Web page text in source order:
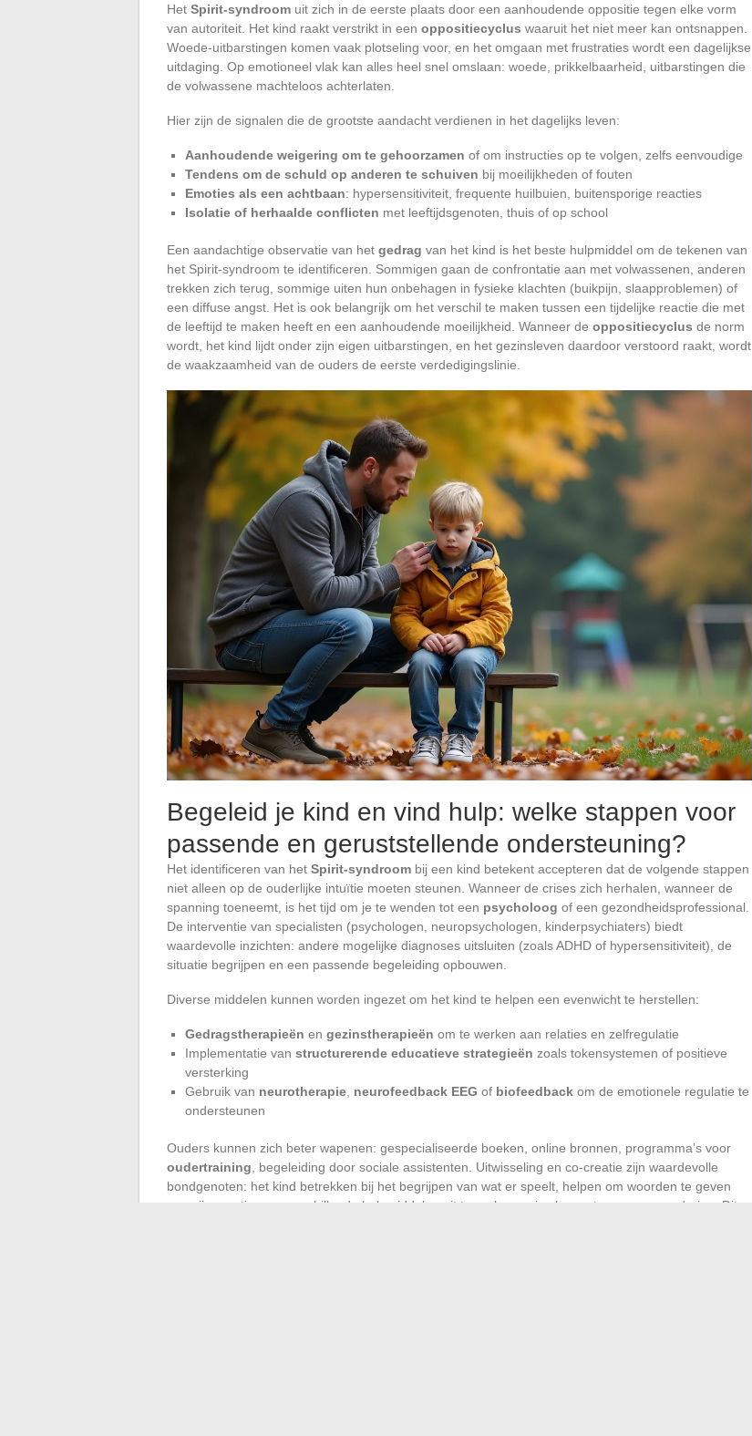
Het Spirit-syndroom uit zich in de eerste plaats door een aanhoudende oppositie tegen elke vorm
van autoriteit. Het kind raakt verstrikt in een oppositiecyclus waaruit het niet meer kan ontsnappen.
Woede-uitbarstingen komen vaak plotseling voor, en het omgaan met frustraties wordt een dagelijkse
uitdaging. Op emotioneel vlak kan alles heel snel omslaan: woede, prikkelbaarheid, uitbarstingen die
de volwassene machteloos achterlaten.
Hier zijn de signalen die de grootste aandacht verdienen in het dagelijks leven:
Aanhoudende weigering om te gehoorzamen of om instructies op te volgen, zelfs eenvoudige
Tendens om de schuld op anderen te schuiven bij moeilijkheden of fouten
Emoties als een achtbaan: hypersensitiviteit, frequente huilbuien, buitensporige reacties
Isolatie of herhaalde conflicten met leeftijdsgenoten, thuis of op school
Een aandachtige observatie van het gedrag van het kind is het beste hulpmiddel om de tekenen van
het Spirit-syndroom te identificeren. Sommigen gaan de confrontatie aan met volwassenen, anderen
trekken zich terug, sommige uiten hun onbehagen in fysieke klachten (buikpijn, slaapproblemen) of
een diffuse angst. Het is ook belangrijk om het verschil te maken tussen een tijdelijke reactie die met
de leeftijd te maken heeft en een aanhoudende moeilijkheid. Wanneer de oppositiecyclus de norm
wordt, het kind lijdt onder zijn eigen uitbarstingen, en het gezinsleven daardoor verstoord raakt, wordt
de waakzaamheid van de ouders de eerste verdedigingslinie.
Begeleid je kind en vind hulp: welke stappen voor
passende en geruststellende ondersteuning?
Het identificeren van het Spirit-syndroom bij een kind betekent accepteren dat de volgende stappen
niet alleen op de ouderlijke intuïtie moeten steunen. Wanneer de crises zich herhalen, wanneer de
spanning toeneemt, is het tijd om je te wenden tot een psycholoog of een gezondheidsprofessional.
De interventie van specialisten (psychologen, neuropsychologen, kinderpsychiaters) biedt
waardevolle inzichten: andere mogelijke diagnoses uitsluiten (zoals ADHD of hypersensitiviteit), de
situatie begrijpen en een passende begeleiding opbouwen.
Diverse middelen kunnen worden ingezet om het kind te helpen een evenwicht te herstellen:
Gedragstherapieën en gezinstherapieën om te werken aan relaties en zelfregulatie
Implementatie van structurerende educatieve strategieën zoals tokensystemen of positieve
versterking
Gebruik van neurotherapie neurofeedback EEG of biofeedback om de emotionele regulatie te
ondersteunen
Ouders kunnen zich beter wapenen: gespecialiseerde boeken, online bronnen, programma’s voor
oudertraining , begeleiding door sociale assistenten. Uitwisseling en co-creatie zijn waardevolle
bondgenoten: het kind betrekken bij het begrijpen van wat er speelt, helpen om woorden te geven
aan zijn emoties en verschillende hulpmiddelen uit te proberen, is al een stap naar verandering. Dit